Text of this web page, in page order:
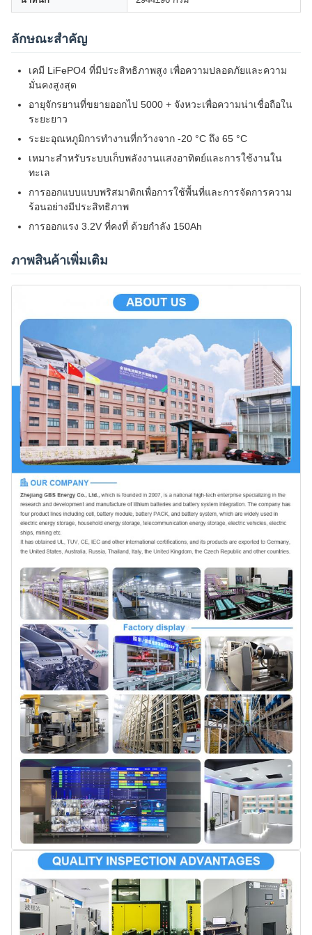
ลักษณะสําคัญ
เคมี LiFePO4 ที่มีประสิทธิภาพสูง เพื่อความปลอดภัยและความ
มั่นคงสูงสุด
อายุจักรยานที่ขยายออกไป 5000 + จังหวะเพื่อความน่าเชื่อถือใน
ระยะยาว
ระยะอุณหภูมิการทํางานที่กว้างจาก -20 °C ถึง 65 °C
เหมาะสําหรับระบบเก็บพลังงานแสงอาทิตย์และการใช้งานใน
ทะเล
การออกแบบแบบพริสมาติกเพื่อการใช้พื้นที่และการจัดการความ
ร้อนอย่างมีประสิทธิภาพ
การออกแรง 3.2V ที่คงที่ ด้วยกําลัง 150Ah
ภาพสินค้าเพิ่มเติม